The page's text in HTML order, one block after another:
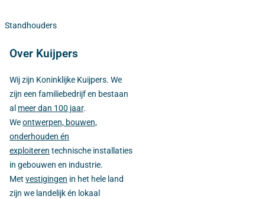
Standhouders
Over Kuijpers
Wij zijn Koninklijke Kuijpers. We
zijn een familiebedrijf en bestaan
al meer dan 100 jaar.
Weontwerpen, bouwen,
onderhouden én
exploiteren technische installaties
in gebouwen en industrie.
Met vestigingen in het hele land
zijn we landelijk én lokaal